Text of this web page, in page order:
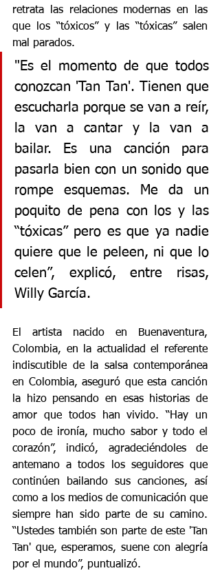
retrata las relaciones modernas en las
que los “tóxicos” y las “tóxicas” salen
mal parados.
"Es el momento de que todos
conozcan 'Tan Tan'. Tienen que
escucharla porque se van a reír,
la van a cantar y la van a
bailar. Es una canción para
pasarla bien con un sonido que
rompe esquemas. Me da un
poquito de pena con los y las
“tóxicas” pero es que ya nadie
quiere que le peleen, ni que lo
celen”, explicó, entre risas,
Willy García.
El artista nacido en Buenaventura,
Colombia, en la actualidad el referente
indiscutible de la salsa contemporánea
en Colombia, aseguró que esta canción
la hizo pensando en esas historias de
amor que todos han vivido. “Hay un
poco de ironía, mucho sabor y todo el
corazón”, indicó, agradeciéndoles de
antemano a todos los seguidores que
continúen bailando sus canciones, así
como a los medios de comunicación que
siempre han sido parte de su camino.
“Ustedes también son parte de este 'Tan
Tan' que, esperamos, suene con alegría
por el mundo”, puntualizó.